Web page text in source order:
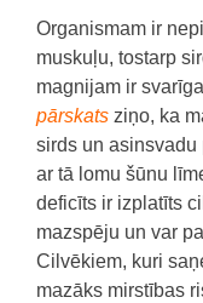
Organismam ir
muskuļu, tostarp
magnijam ir
pārskats ziņo, ka
sirds un asinsvadu
ar tā lomu šūnu
deficīts ir izplatīts
mazspēju un var
Cilvēkiem, kuri
mazāks mirstības